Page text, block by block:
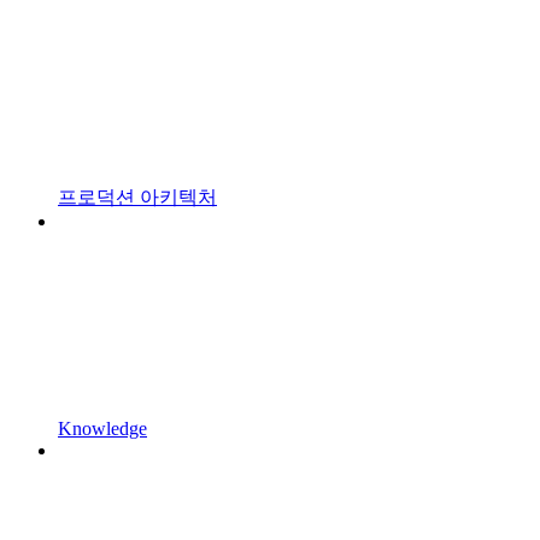
프로덕션 아키텍처
Knowledge